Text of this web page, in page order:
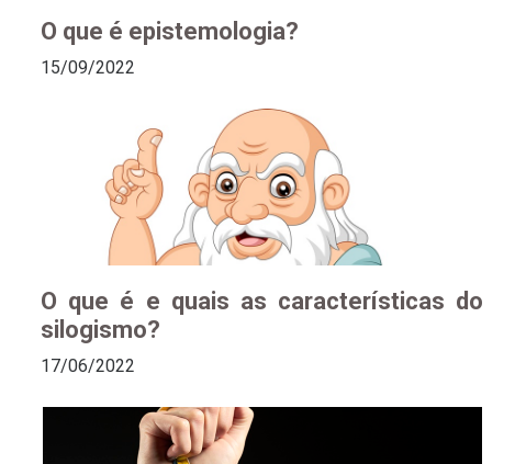
O que é epistemologia?
15/09/2022
O que é e quais as características do
silogismo?
17/06/2022